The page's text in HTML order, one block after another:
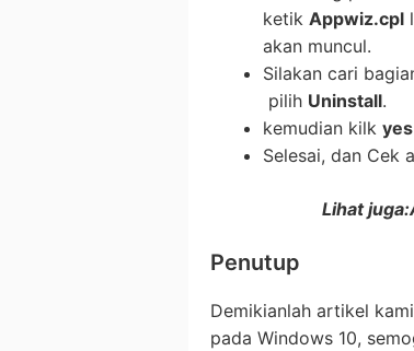
ketik Appwiz.cpl
akan muncul.
Silakan cari
pilih Uninstall.
kemudian kilk yes
Selesai, dan Cek
Lihat
Penutup
Demikianlah artikel
pada Windows 10,